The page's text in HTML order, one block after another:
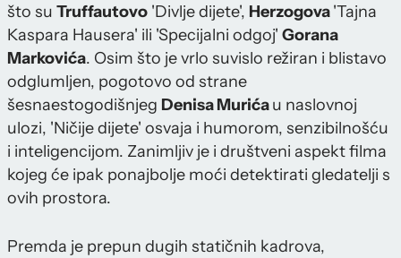
što su Truffautovo 'Divlje dijete', Herzogova'Tajna
Kaspara Hausera' ili 'Specijalni odgoj' Gorana
Markovića. Osim što je vrlo suvislo režiran i blistavo
odglumljen, pogotovo od strane
šesnaestogodišnjeg Denisa Murićau naslovnoj
ulozi, 'Ničije dijete' osvaja i humorom, senzibilnošću
i inteligencijom. Zanimljiv je i društveni aspekt filma
kojeg će ipak ponajbolje moći detektirati gledatelji s
ovih prostora.
Premda je prepun dugih statičnih kadrova,